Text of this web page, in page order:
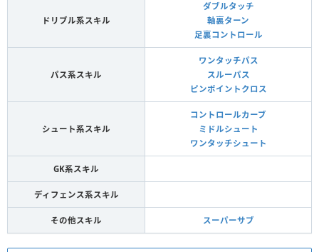
ドリブル系スキル
ダブルタッチ
軸裏ターン
足裏コントロール
パス系スキル
ワンタッチパス
スルーパス
ピンポイントクロス
シュート系スキル
コントロールカーブ
ミドルシュート
ワンタッチシュート
GK系スキル
ディフェンス系スキル
その他スキル スーパーサブ